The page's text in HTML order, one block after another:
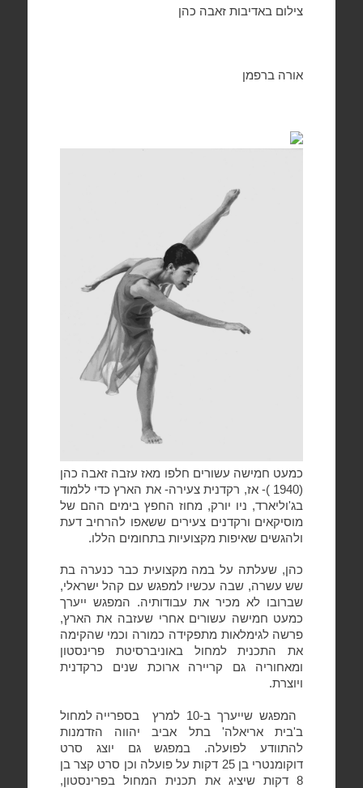
צילום באדיבות זאבה כהן
אורה ברפמן
כמעט חמישה עשורים חלפו מאז עזבה זאבה כהן
(1940 )- אז, רקדנית צעירה- את הארץ כדי ללמוד
בג'וליארד, ניו יורק, מחוז החפץ בימים ההם של
מוסיקאים ורקדנים צעירים ששאפו להרחיב דעת
ולהגשים שאיפות מקצועיות בתחומים הללו.
כהן, שעלתה על במה מקצועית כבר כנערה בת
שש עשרה, שבה עכשיו למפגש עם קהל ישראלי,
שברובו לא מכיר את עבודותיה. המפגש ייערך
כמעט חמישה עשורים אחרי שעזבה את הארץ,
פרשה לגימלאות מתפקידה כמורה וכמי שהקימה
את התכנית למחול באוניברסיטת פרינסטון
ומאחוריה גם קריירה ארוכת שנים כרקדנית
ויוצרת.
המפגש שייערך ב-10 למרץ
בספרייה למחול
ב'בית אריאלה' בתל אביב יהווה הזדמנות
להתוודע לפועלה. במפגש גם יוצג סרט
דוקומנטרי בן 25 דקות על פועלה וכן סרט קצר בן
8 דקות שיציג את תכנית המחול בפרינסטון,